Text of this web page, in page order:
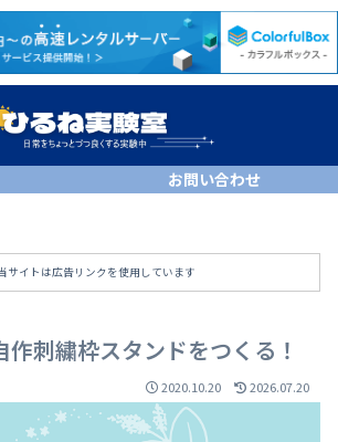
お問い合わせ
サイトは広告リンクを使用しています
刺繍枠スタンドをつくる！
2020.10.20 2026.07.20